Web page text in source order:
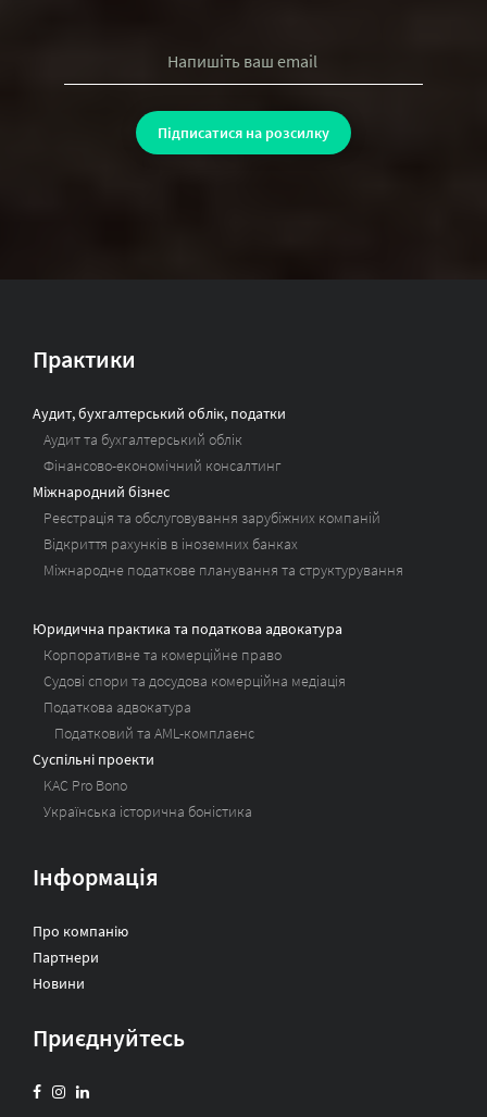
Практики
Аудит, бухгалтерський облік, податки
Аудит та бухгалтерський облік
Фінансово-економічний консалтинг
Міжнародний бізнес
Реєстрація та обслуговування зарубіжних компаній
Відкриття рахунків в іноземних банках
Міжнародне податкове планування та структурування
Юридична практика та податкова адвокатура
Корпоративне та комерційне право
Судові спори та досудова комерційна медіація
Податкова адвокатура
Податковий та AML-комплаєнс
Суспільні проекти
KAC Pro Bono
Українська історична боністика
Інформація
Про компанію
Партнери
Новини
Приєднуйтесь